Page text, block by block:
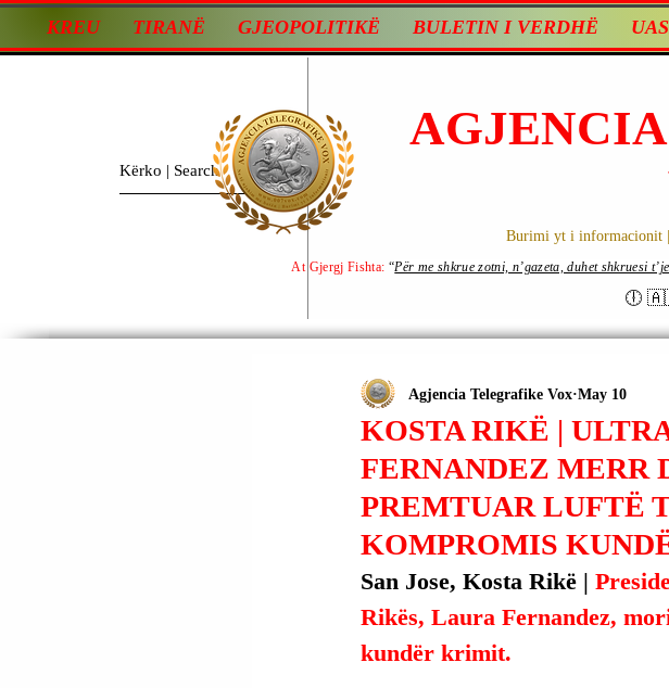
KREU TIRANË GJEOPOLITIKË BULETIN I VERDHË
Burimi yt i informacionit |
🕕
At Gjergj Fishta: “Për me shkrue zotni, n’gazeta, duhet shkruesi
KOSTA RIKË |
FERNANDEZ MERR
PREMTUAR LUFTË
KOMPROMIS
Agjencia Telegrafike Vox May 10
San Jose, Kosta Rikë |
Rikës, Laura Fernandez,
kundër krimit.